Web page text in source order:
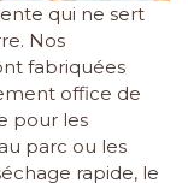
qui ne sert
Nos
fabriquées
office de
pour les
parc ou les
rapide, le